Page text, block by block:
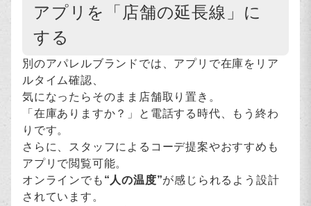
アプリを「店舗の延長線」に
する
別のアパレルブランドでは、アプリで在庫をリア
ルタイム確認、
気になったらそのまま店舗取り置き。
「在庫ありますか？」と電話する時代、もう終わ
りです。
さらに、スタッフによるコーデ提案やおすすめも
アプリで閲覧可能。
オンラインでも “人の温度”が感じられるよう設計
されています。